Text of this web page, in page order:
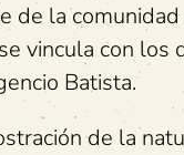
de la
vincula con
Batista.
de la